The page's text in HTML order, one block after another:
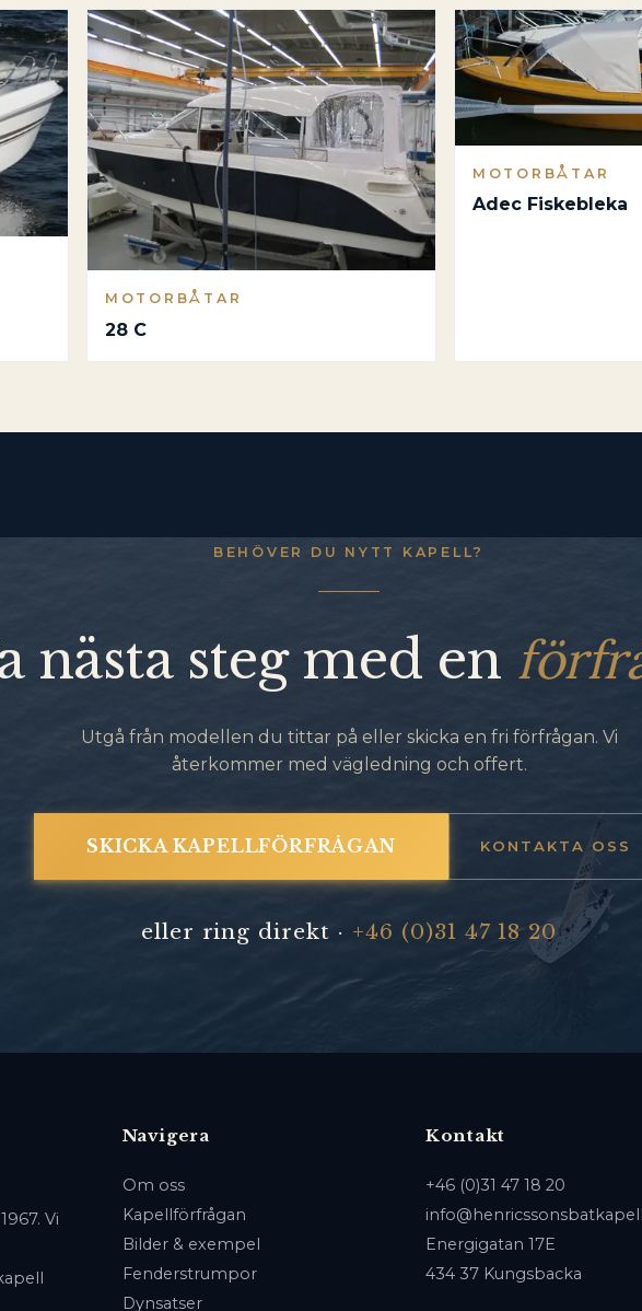
MOTORBÅTAR
28 C
MOTORBÅTAR
Adec Fiskebleka
BEHÖVER DU NYTT KAPELL?
nästa steg med en
Utgå från modellen du tittar på eller skicka en fri förfrågan. Vi
återkommer med vägledning och offert.
SKICKA KAPELLFÖRFRÅGAN KONTAKTA OSS
eller ring direkt · +46 (0)31 47 18 20
Vi
Navigera
Om oss
Kapellförfrågan
Bilder & exempel
Fenderstrumpor
Dynsatser
Kontakt
+46 (0)31 47 18 20
Energigatan 17E
434 37 Kungsbacka